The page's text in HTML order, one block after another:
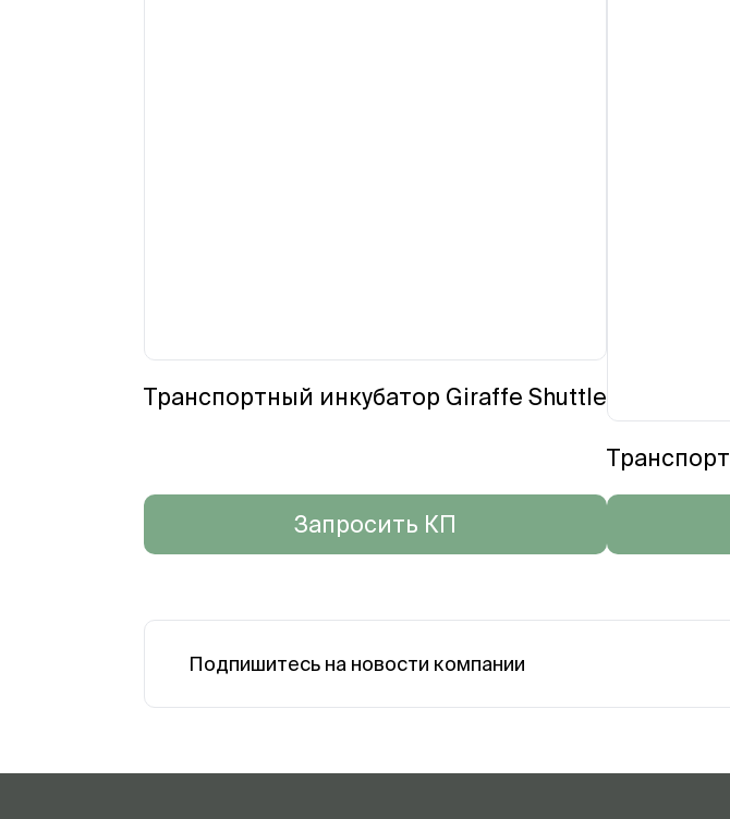
Транспортный инкубатор Giraffe Shuttle
Запросить КП
Подпишитесь на новости компании